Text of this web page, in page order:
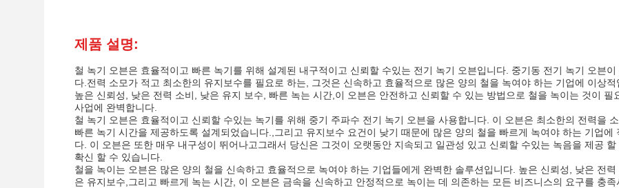
제품 설명:
철 녹기 오븐은 효율적이고 빠른 녹기를 위해 설계된 내구적이고 신뢰할 수있는 전기 녹기 오븐입니다. 중기동 전기 녹기 오븐이
다.전력 소모가 적고 최소한의 유지보수를 필요로 하는, 그것은 신속하고 효율적으로 많은 양의 철을 녹여야 하는 기업에 이상적
높은 신뢰성, 낮은 전력 소비, 낮은 유지 보수, 빠른 녹는 시간,이 오븐은 안전하고 신뢰할 수 있는 방법으로 철을 녹이는 것이 필
사업에 완벽합니다.
철 녹기 오븐은 효율적이고 신뢰할 수있는 녹기를 위해 중기 주파수 전기 녹기 오븐을 사용합니다. 이 오븐은 최소한의 전력을
빠른 녹기 시간을 제공하도록 설계되었습니다.,그리고 유지보수 요건이 낮기 때문에 많은 양의 철을 빠르게 녹여야 하는 기업에
다. 이 오븐은 또한 매우 내구성이 뛰어나고그래서 당신은 그것이 오랫동안 지속되고 일관성 있고 신뢰할 수있는 녹음을 제공 할
확신 할 수 있습니다.
철을 녹이는 오븐은 많은 양의 철을 신속하고 효율적으로 녹여야 하는 기업들에게 완벽한 솔루션입니다. 높은 신뢰성, 낮은 전력
은 유지보수,그리고 빠르게 녹는 시간, 이 오븐은 금속을 신속하고 안정적으로 녹이는 데 의존하는 모든 비즈니스의 요구를 충족